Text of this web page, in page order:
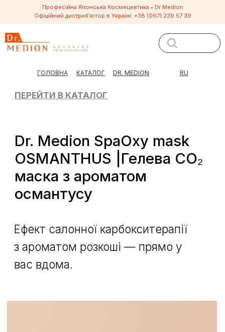
RU
DR. MEDION
КАТАЛОГ
ГОЛОВНА
Професійна Японська Космецевтика • Dr Medion
Офіційний дистриб'ютор в Україні: +38 (067) 239 57 39
Dr. Medion SpaOxy mask
османтусу
Ефект салонної карбокситерапії
з ароматом розкоші — прямо у
вас вдома.